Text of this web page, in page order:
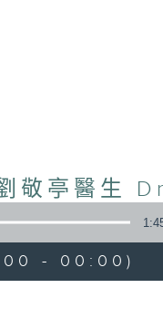
敬亭醫生
- 00:00)